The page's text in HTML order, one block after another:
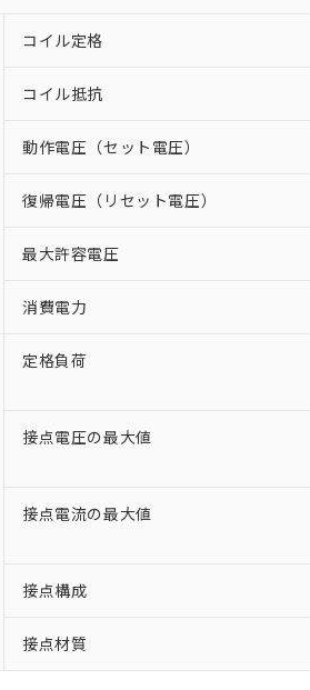
コイル定格
コイル抵抗
動作電圧（セット電圧）
復帰電圧（リセット電圧）
最大許容電圧
消費電力
定格負荷
接点電圧の最大値
接点電流の最大値
接点構成
接点材質
対応予定なし：EU
調査・確認中：EU